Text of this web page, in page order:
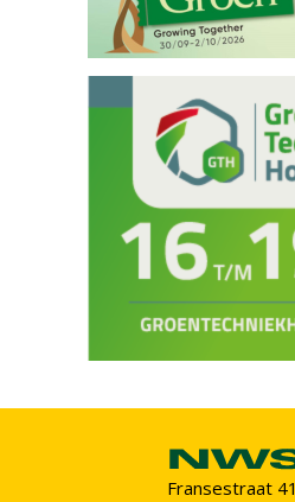
Fransestraat 41